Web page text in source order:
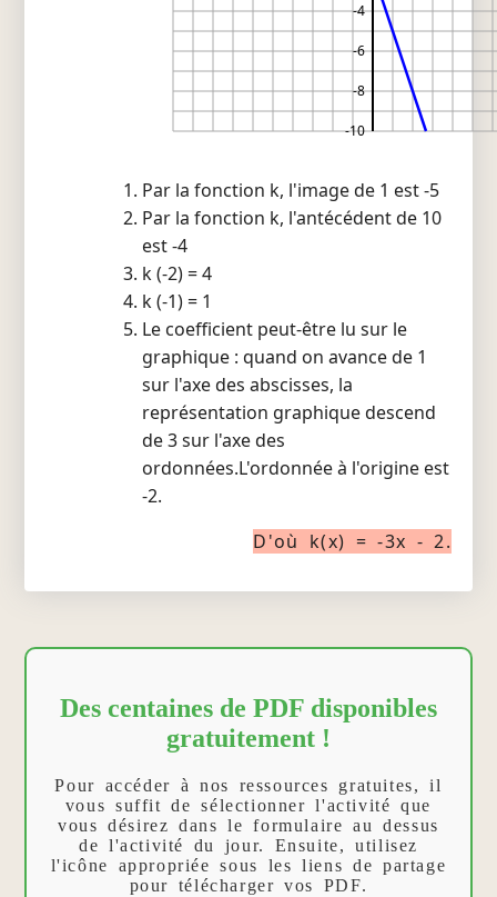
-10
-8
-6
-4
Par la fonction k, l'image de 1 est -5
Par la fonction k, l'antécédent de 10
est -4
k (-2) = 4
k (-1) = 1
Le coefficient peut-être lu sur le
graphique : quand on avance de 1
sur l'axe des abscisses, la
représentation graphique descend
de 3 sur l'axe des
ordonnées.L'ordonnée à l'origine est
-2.
D'où k(x) = -3x - 2.
Des centaines de PDF disponibles
gratuitement !
Pour accéder à nos ressources gratuites, il
vous suffit de sélectionner l'activité que
vous désirez dans le formulaire au dessus
de l'activité du jour. Ensuite, utilisez
l'icône appropriée sous les liens de partage
pour télécharger vos PDF.